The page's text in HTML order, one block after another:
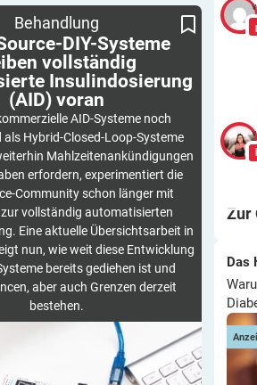
DIY-Systeme treiben vollständig
Insulindosierung (AID) voran
Behandlung
DIY-Systeme
vollständig
Insulindosierung
(AID)voran
AID-Systeme noch
als Hybrid-Closed-Loop-Systeme
Mahlzeitenankündigungen
erfordern, experimentiert die
Community schon länger mit
vollständig automatisierten
Eine aktuelle Übersichtsarbeit in
nun, wie weit diese Entwicklung
bereits gediehen ist und
aber auch Grenzen derzeit
bestehen.
Zur
Das